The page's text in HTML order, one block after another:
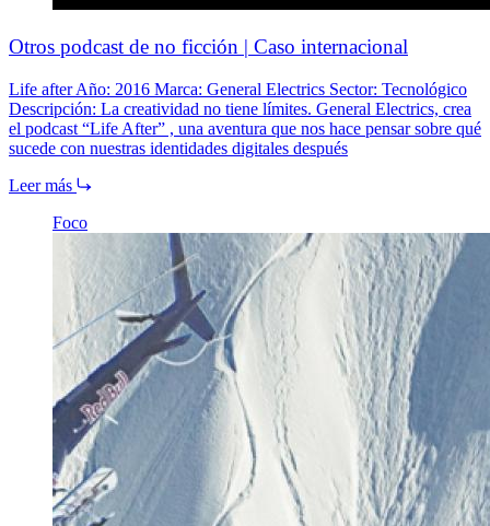
Otros podcast de no ficción | Caso internacional
Life after Año: 2016 Marca: General Electrics Sector: Tecnológico
Descripción: La creatividad no tiene límites. General Electrics, crea
el podcast “Life After” , una aventura que nos hace pensar sobre qué
sucede con nuestras identidades digitales después
Leer más
Foco